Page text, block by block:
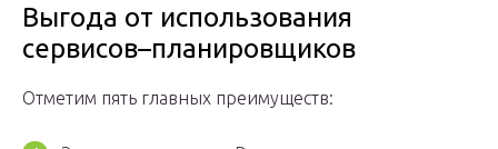
Выгода от использования
сервисов–планировщиков
Отметим пять главных преимуществ: